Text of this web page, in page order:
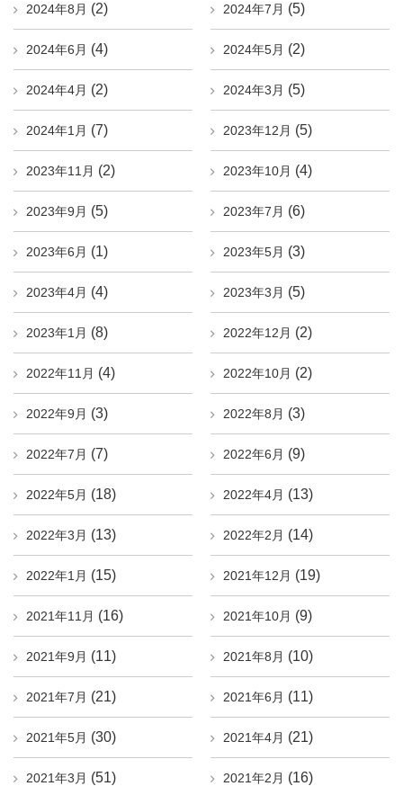
2024年8月 (2) 2024年7月 (5)
2024年6月 (4) 2024年5月 (2)
2024年4月 (2) 2024年3月 (5)
2024年1月 (7) 2023年12月 (5)
2023年11月 (2) 2023年10月 (4)
2023年9月 (5) 2023年7月 (6)
2023年6月 (1) 2023年5月 (3)
2023年4月 (4) 2023年3月 (5)
2023年1月 (8) 2022年12月 (2)
2022年11月 (4) 2022年10月 (2)
2022年9月 (3) 2022年8月 (3)
2022年7月 (7) 2022年6月 (9)
2022年5月 (18) 2022年4月 (13)
2022年3月 (13) 2022年2月 (14)
2022年1月 (15) 2021年12月 (19)
2021年11月 (16) 2021年10月 (9)
2021年9月 (11) 2021年8月 (10)
2021年7月 (21) 2021年6月 (11)
2021年5月 (30) 2021年4月 (21)
2021年3月 (51) 2021年2月 (16)